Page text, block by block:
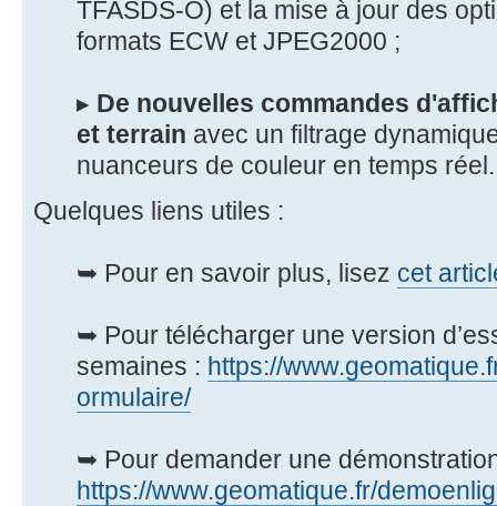
TFASDS-O) et la mise à jour des
formats ECW et JPEG2000 ;
▸ De nouvelles commandes
et terrain avec un filtrage
nuanceurs de couleur en temps réel.
Quelques liens utiles :
➥ Pour en savoir plus, lisez cet
➥ Pour télécharger une version
semaines : https://
ormulaire/
➥ Pour demander une
https://www.geomatique.fr/